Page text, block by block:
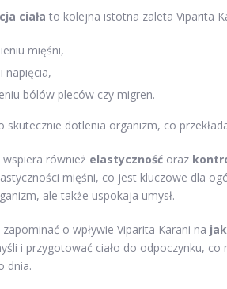
ciała to kolejna istotna zaleta Viparita
mięśni,
napięcia,
bólów pleców czy migren.
skutecznie dotlenia organizm, co
również elastyczność oraz
mięśni, co jest kluczowe dla
ale także uspokaja umysł.
o wpływie Viparita Karani na
i przygotować ciało do odpoczynku,
dnia.